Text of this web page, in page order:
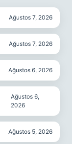
Ağustos 7, 2026
Ağustos 7, 2026
Ağustos 6, 2026
Ağustos 6,
2026
Ağustos 5, 2026